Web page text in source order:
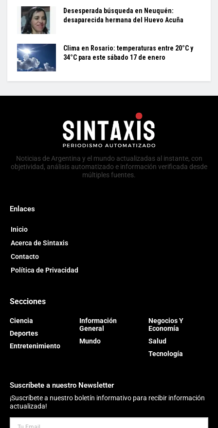
Desesperada búsqueda en Neuquén:
desaparecida hermana del Huevo Acuña
Clima en Rosario: temperaturas entre 20°C y
34°C para este sábado 17 de enero
Noticias de Argentina y el mundo actualizadas al instante, con
objetividad, análisis automatizado e información verificada desde
múltiples fuentes.
Enlaces
Inicio
Acerca de Sintaxis
Contacto
Política de Privacidad
Secciones
Ciencia
Deportes
Entretenimiento
Información
General
Mundo
Negocios Y
Economía
Salud
Tecnología
Suscríbete a nuestro Newsletter
¡Suscríbete a nuestro boletín informativo para recibir información
actualizada!